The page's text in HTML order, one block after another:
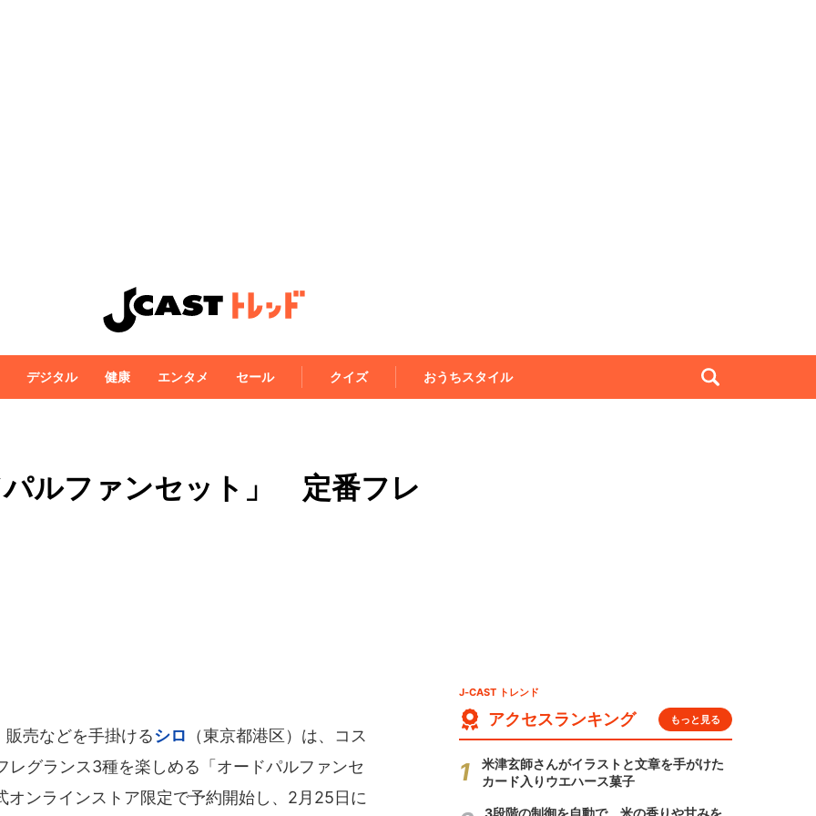
デジタル 健康 エンタメ セール クイズ おうちスタイル
パルファンセット」 定番フレ
売などを手掛けるシロ （東京都港区）は、コス
レグランス3種を楽しめる「オードパルファンセ
オンラインストア限定で予約開始し、2月25日に
J-CAST トレンド
アクセスランキング もっと見る
米津玄師さんがイラストと文章を手がけた
カード入りウエハース菓子
3段階の制御を自動で 米の香りや甘みを